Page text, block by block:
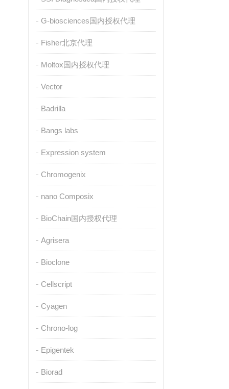
G-biosciences国内授权代理
Fisher北京代理
Moltox国内授权代理
Vector
Badrilla
Bangs labs
Expression system
Chromogenix
nano Composix
BioChain国内授权代理
Agrisera
Bioclone
Cellscript
Cyagen
Chrono-log
Epigentek
Biorad